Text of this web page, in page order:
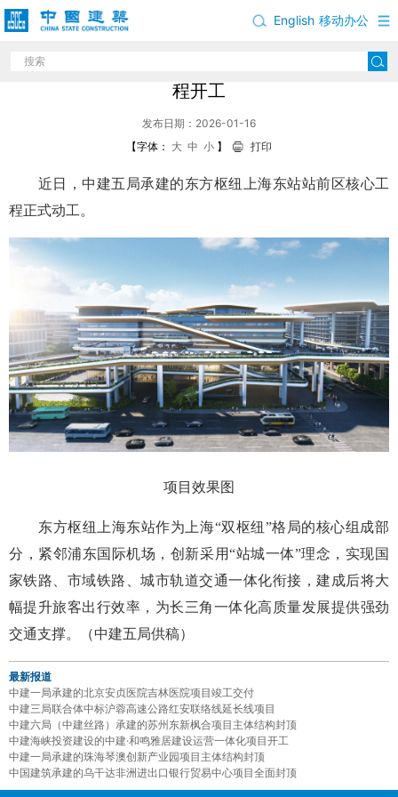
移动办公
English
中建五局承建的东方枢纽上海东站站前区核心工
程开工
发布日期：2026-01-16
【字体： 大 中 小 】 打印
近日，中建五局承建的东方枢纽上海东站站前区核心工
程正式动工。
项目效果图
东方枢纽上海东站作为上海“双枢纽”格局的核心组成部
分，紧邻浦东国际机场，创新采用“站城一体”理念，实现国
家铁路、市域铁路、城市轨道交通一体化衔接，建成后将大
幅提升旅客出行效率，为长三角一体化高质量发展提供强劲
交通支撑。（中建五局供稿）
最新报道
中建一局承建的北京安贞医院吉林医院项目竣工交付
中建三局联合体中标沪蓉高速公路红安联络线延长线项目
中建六局（中建丝路）承建的苏州东新枫合项目主体结构封顶
中建海峡投资建设的中建·和鸣雅居建设运营一体化项目开工
中建一局承建的珠海琴澳创新产业园项目主体结构封顶
中国建筑承建的乌干达非洲进出口银行贸易中心项目全面封顶